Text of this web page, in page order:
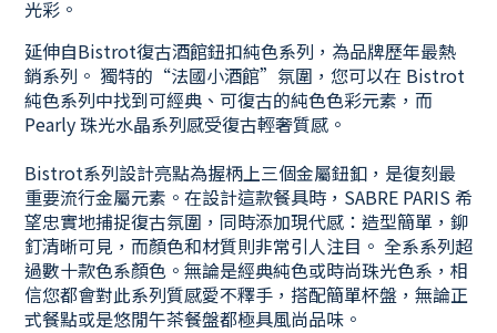
光彩。
延伸自Bistrot復古酒館鈕扣純色系列，為品牌歷年最熱
銷系列。 獨特的“法國小酒館”氛圍，您可以在 Bistrot
純色系列中找到可經典、 可復古的純色色彩元素，而
Pearly珠光水晶系列感受復古輕奢質感。
Bistrot系列設計亮點為握柄上三個金屬鈕釦，是復刻最
重要流行金屬元素。 在設計這款餐具時，SABRE PARIS 希
望忠實地捕捉復古氛圍，同時添加現代感：造型簡單，鉚
釘清晰可見，而顏色和材質則非常引人注目。 全系系列超
過數十款色系顏色。無論是經典純色或時尚珠光色系，相
信您都會對此系列質感愛不釋手，搭配簡單杯盤，無論正
式餐點或是悠閒午茶餐盤都極具風尚品味。